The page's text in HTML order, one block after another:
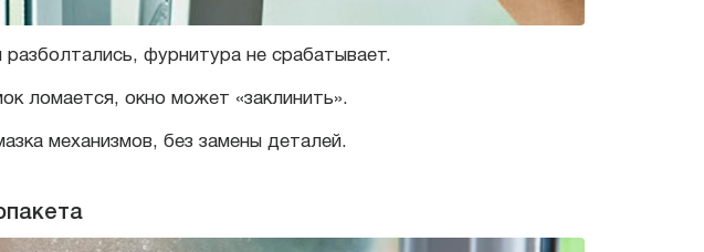
разболтались, фурнитура не срабатывает.
ломается, окно может «заклинить».
механизмов, без замены деталей.